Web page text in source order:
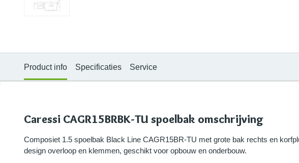
Product info Specificaties Service
Caressi CAGR15BRBK-TU spoelbak omschrijving
Composiet 1.5 spoelbak Black Line CAGR15BR-TU met grote bak rechts en
design overloop en klemmen, geschikt voor opbouw en onderbouw.